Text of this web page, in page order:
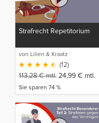
Strafrecht Repetitorium
von Lilien & Kraatz
(12)
113,28€mtl. 24,99 € mtl.
Sie sparen 74 %